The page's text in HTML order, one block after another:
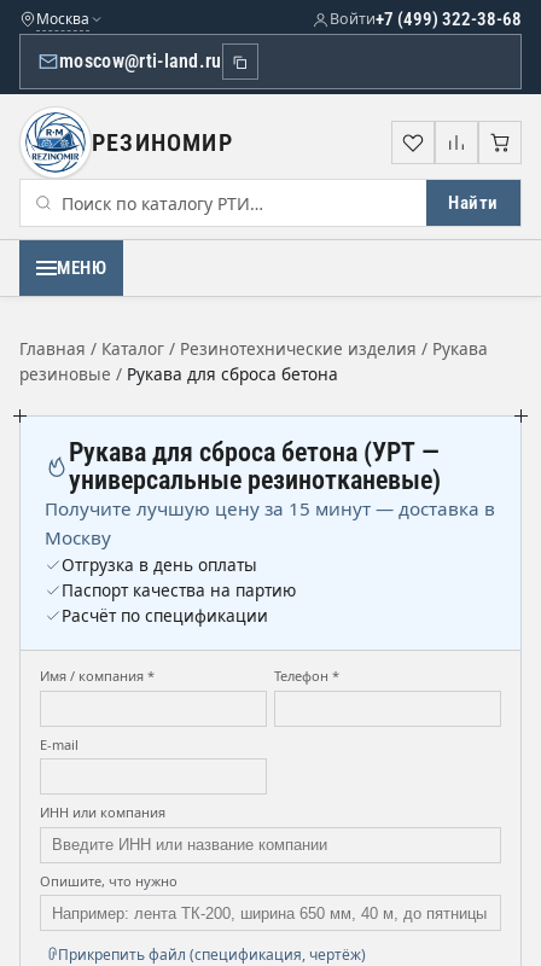
Москва
moscow@rti-land.ru
+7 (499) 322-38-68
Войти
РЕЗИНОМИР
Найти
Избранное
МЕНЮ
Главная / Каталог / Резинотехнические изделия / Рукава
резиновые / Рукава для сброса бетона
Рукава для сброса бетона (УРТ —
универсальные резинотканевые)
Получите лучшую цену за 15 минут — доставка в
Москву
Отгрузка в день оплаты
Паспорт качества на партию
Расчёт по спецификации
Имя / компания * Телефон *
E-mail
ИНН или компания
Опишите, что нужно
Прикрепить файл (спецификация, чертёж)